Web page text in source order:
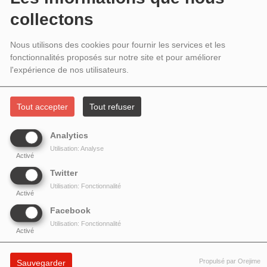
collectons
Nous utilisons des cookies pour fournir les services et les
fonctionnalités proposés sur notre site et pour améliorer
l'expérience de nos utilisateurs.
Tout accepter Tout refuser
Analytics
Activé
Utilisation: Analyse
Twitter
Activé
Utilisation: Fonctionnalité
Facebook
Activé
Utilisation: Fonctionnalité
Sauvegarder Propulsé par Orejime
Emmanuel LEVINE, traducteur, chercheur au CNRS nous parle du livre
d'Enrique DUSSEL1492 : l'occultation de l'Autre. Aux origines du mythe de
la Modernité.
Editions Wildproject. Comment les Européens ont-ils légitimé